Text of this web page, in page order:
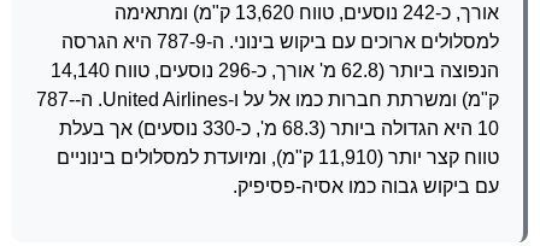
אורך, כ-242 נוסעים, טווח 13,620 ק"מ) ומתאימה
למסלולים ארוכים עם ביקוש בינוני. ה-787-9 היא הגרסה
הנפוצה ביותר (62.8 מ' אורך, כ-296 נוסעים, טווח 14,140
ק"מ) ומשרתת חברות כמו אל על ו-United Airlines. ה-787-
10 היא הגדולה ביותר (68.3 מ', כ-330 נוסעים) אך בעלת
טווח קצר יותר (11,910 ק"מ), ומיועדת למסלולים בינוניים
עם ביקוש גבוה כמו אסיה-פסיפיק.